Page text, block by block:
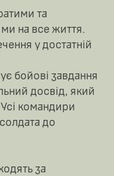
та
на все життя.
у достатній
бойові завдання
досвід, який
командири
до
за